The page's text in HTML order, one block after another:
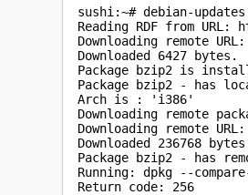
sushi:~# debian-
Reading RDF from
Downloading remote
Downloaded 6427 bytes.
Package bzip2 is
Package bzip2 - has
Arch is : 'i386'
Downloading remote
Downloading remote
Downloaded 236768
Package bzip2 - has
Running: dpkg --
Return code: 256